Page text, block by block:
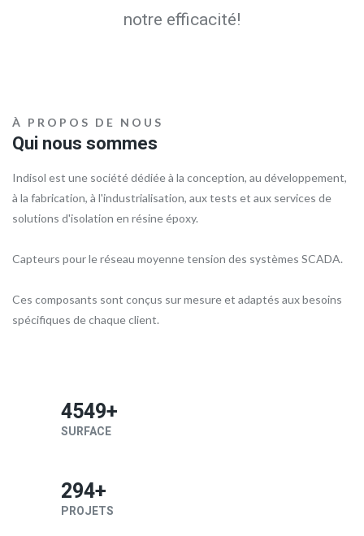
notre efficacité!
À PROPOS DE NOUS
Qui nous sommes
Indisol est une société dédiée à la conception, au développement,
à la fabrication, à l'industrialisation, aux tests et aux services de
solutions d'isolation en résine époxy.
Capteurs pour le réseau moyenne tension des systèmes SCADA.
Ces composants sont conçus sur mesure et adaptés aux besoins
spécifiques de chaque client.
5131+
SURFACE
337+
PROJETS